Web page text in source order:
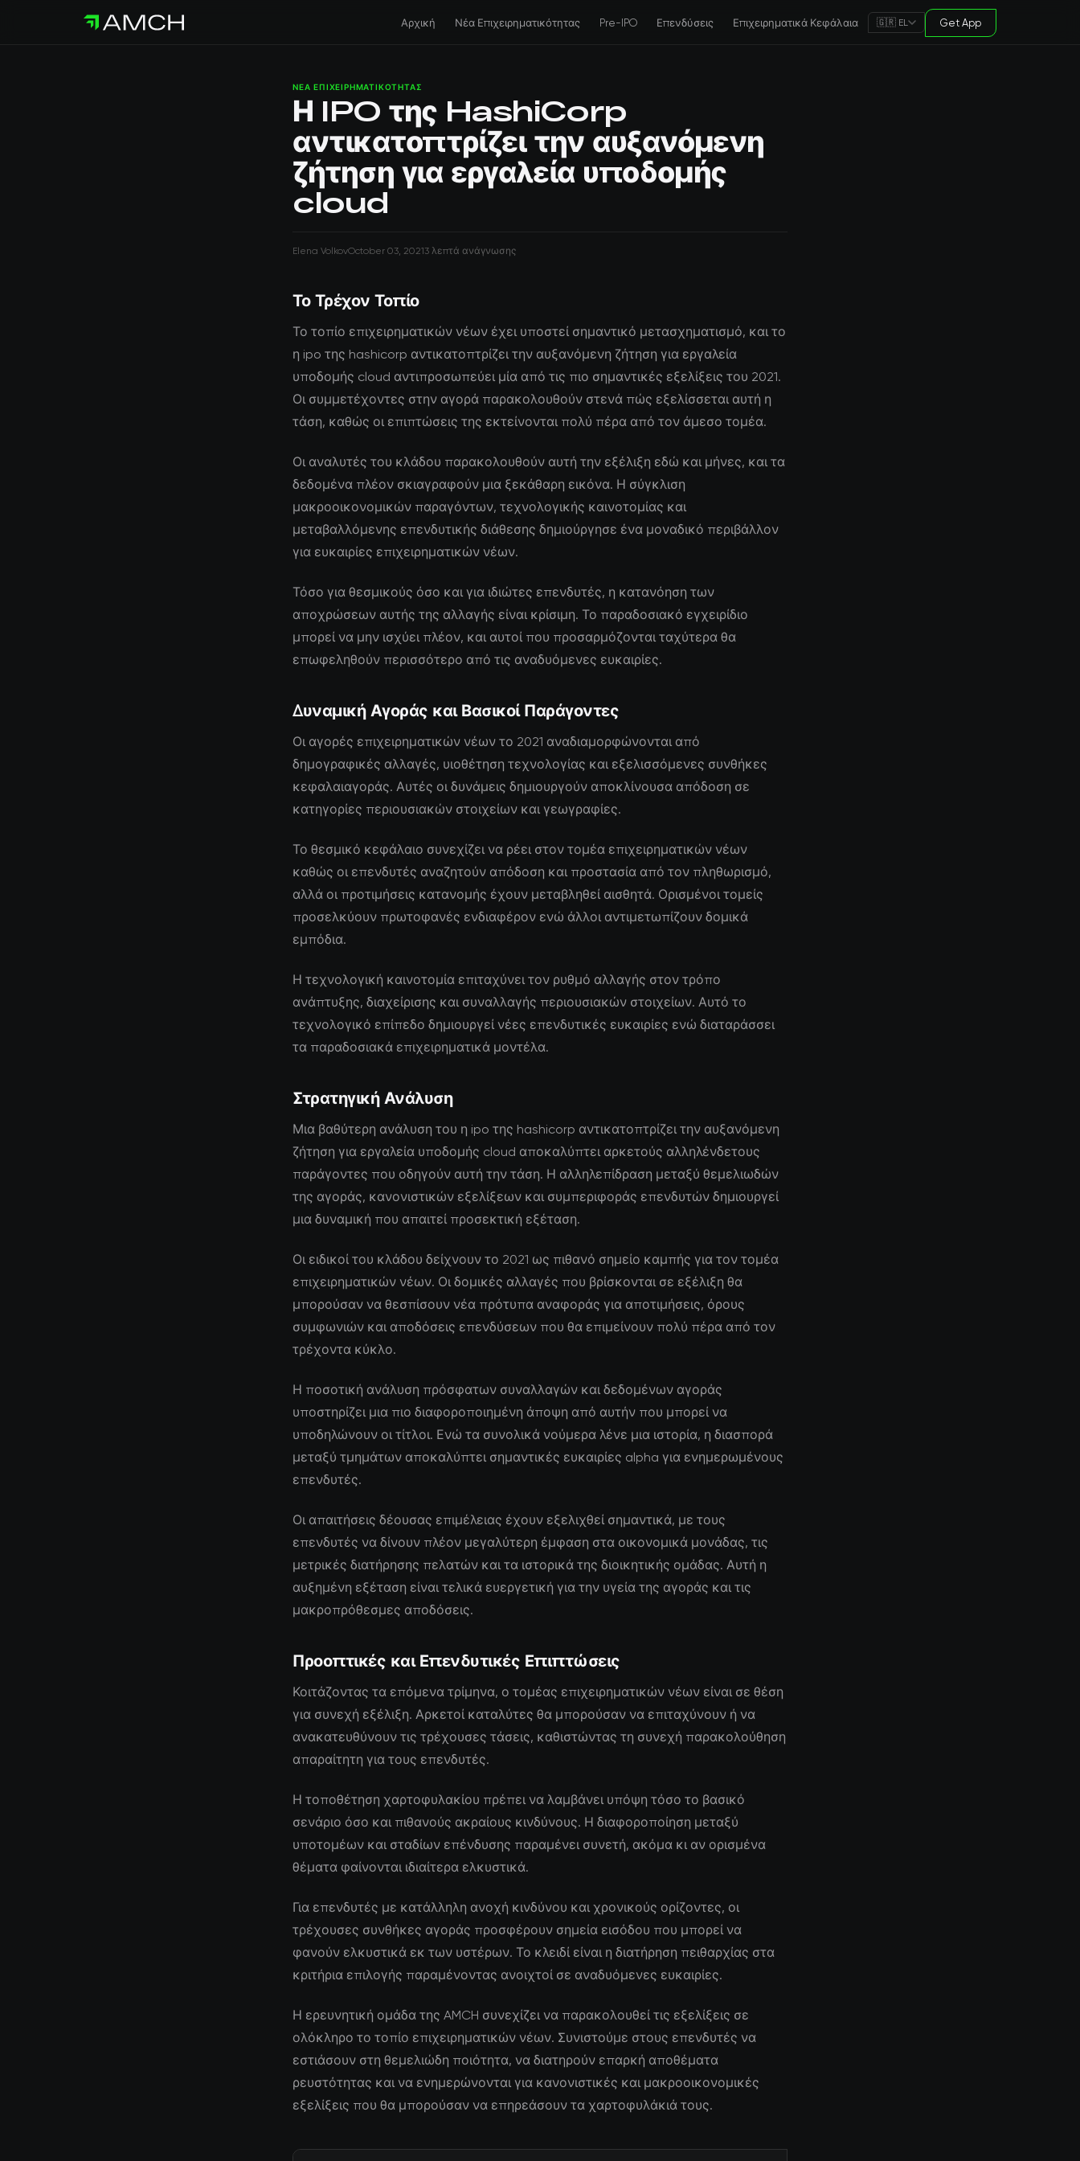
Αρχική Νέα Επιχειρηματικότητας Pre-IPO Επενδύσεις Επιχειρηματικά Κεφάλαια 🇬🇷 EL Get App
ΝΈΑ ΕΠΙΧΕΙΡΗΜΑΤΙΚΌΤΗΤΑΣ
Η IPO της HashiCorp
αντικατοπτρίζει την αυξανόμενη
ζήτηση για εργαλεία υποδομής
cloud
Elena VolkovOctober 03, 20213 λεπτά ανάγνωσης
Το Τρέχον Τοπίο
Το τοπίο επιχειρηματικών νέων έχει υποστεί σημαντικό μετασχηματισμό, και το
η ipo της hashicorp αντικατοπτρίζει την αυξανόμενη ζήτηση για εργαλεία
υποδομής cloud αντιπροσωπεύει μία από τις πιο σημαντικές εξελίξεις του 2021.
Οι συμμετέχοντες στην αγορά παρακολουθούν στενά πώς εξελίσσεται αυτή η
τάση, καθώς οι επιπτώσεις της εκτείνονται πολύ πέρα από τον άμεσο τομέα.
Οι αναλυτές του κλάδου παρακολουθούν αυτή την εξέλιξη εδώ και μήνες, και τα
δεδομένα πλέον σκιαγραφούν μια ξεκάθαρη εικόνα. Η σύγκλιση
μακροοικονομικών παραγόντων, τεχνολογικής καινοτομίας και
μεταβαλλόμενης επενδυτικής διάθεσης δημιούργησε ένα μοναδικό περιβάλλον
για ευκαιρίες επιχειρηματικών νέων.
Τόσο για θεσμικούς όσο και για ιδιώτες επενδυτές, η κατανόηση των
αποχρώσεων αυτής της αλλαγής είναι κρίσιμη. Το παραδοσιακό εγχειρίδιο
μπορεί να μην ισχύει πλέον, και αυτοί που προσαρμόζονται ταχύτερα θα
επωφεληθούν περισσότερο από τις αναδυόμενες ευκαιρίες.
Δυναμική Αγοράς και Βασικοί Παράγοντες
Οι αγορές επιχειρηματικών νέων το 2021 αναδιαμορφώνονται από
δημογραφικές αλλαγές, υιοθέτηση τεχνολογίας και εξελισσόμενες συνθήκες
κεφαλαιαγοράς. Αυτές οι δυνάμεις δημιουργούν αποκλίνουσα απόδοση σε
κατηγορίες περιουσιακών στοιχείων και γεωγραφίες.
Το θεσμικό κεφάλαιο συνεχίζει να ρέει στον τομέα επιχειρηματικών νέων
καθώς οι επενδυτές αναζητούν απόδοση και προστασία από τον πληθωρισμό,
αλλά οι προτιμήσεις κατανομής έχουν μεταβληθεί αισθητά. Ορισμένοι τομείς
προσελκύουν πρωτοφανές ενδιαφέρον ενώ άλλοι αντιμετωπίζουν δομικά
εμπόδια.
Η τεχνολογική καινοτομία επιταχύνει τον ρυθμό αλλαγής στον τρόπο
ανάπτυξης, διαχείρισης και συναλλαγής περιουσιακών στοιχείων. Αυτό το
τεχνολογικό επίπεδο δημιουργεί νέες επενδυτικές ευκαιρίες ενώ διαταράσσει
τα παραδοσιακά επιχειρηματικά μοντέλα.
Στρατηγική Ανάλυση
Μια βαθύτερη ανάλυση του η ipo της hashicorp αντικατοπτρίζει την αυξανόμενη
ζήτηση για εργαλεία υποδομής cloud αποκαλύπτει αρκετούς αλληλένδετους
παράγοντες που οδηγούν αυτή την τάση. Η αλληλεπίδραση μεταξύ θεμελιωδών
της αγοράς, κανονιστικών εξελίξεων και συμπεριφοράς επενδυτών δημιουργεί
μια δυναμική που απαιτεί προσεκτική εξέταση.
Οι ειδικοί του κλάδου δείχνουν το 2021 ως πιθανό σημείο καμπής για τον τομέα
επιχειρηματικών νέων. Οι δομικές αλλαγές που βρίσκονται σε εξέλιξη θα
μπορούσαν να θεσπίσουν νέα πρότυπα αναφοράς για αποτιμήσεις, όρους
συμφωνιών και αποδόσεις επενδύσεων που θα επιμείνουν πολύ πέρα από τον
τρέχοντα κύκλο.
Η ποσοτική ανάλυση πρόσφατων συναλλαγών και δεδομένων αγοράς
υποστηρίζει μια πιο διαφοροποιημένη άποψη από αυτήν που μπορεί να
υποδηλώνουν οι τίτλοι. Ενώ τα συνολικά νούμερα λένε μια ιστορία, η διασπορά
μεταξύ τμημάτων αποκαλύπτει σημαντικές ευκαιρίες alpha για ενημερωμένους
επενδυτές.
Οι απαιτήσεις δέουσας επιμέλειας έχουν εξελιχθεί σημαντικά, με τους
επενδυτές να δίνουν πλέον μεγαλύτερη έμφαση στα οικονομικά μονάδας, τις
μετρικές διατήρησης πελατών και τα ιστορικά της διοικητικής ομάδας. Αυτή η
αυξημένη εξέταση είναι τελικά ευεργετική για την υγεία της αγοράς και τις
μακροπρόθεσμες αποδόσεις.
Προοπτικές και Επενδυτικές Επιπτώσεις
Κοιτάζοντας τα επόμενα τρίμηνα, ο τομέας επιχειρηματικών νέων είναι σε θέση
για συνεχή εξέλιξη. Αρκετοί καταλύτες θα μπορούσαν να επιταχύνουν ή να
ανακατευθύνουν τις τρέχουσες τάσεις, καθιστώντας τη συνεχή παρακολούθηση
απαραίτητη για τους επενδυτές.
Η τοποθέτηση χαρτοφυλακίου πρέπει να λαμβάνει υπόψη τόσο το βασικό
σενάριο όσο και πιθανούς ακραίους κινδύνους. Η διαφοροποίηση μεταξύ
υποτομέων και σταδίων επένδυσης παραμένει συνετή, ακόμα κι αν ορισμένα
θέματα φαίνονται ιδιαίτερα ελκυστικά.
Για επενδυτές με κατάλληλη ανοχή κινδύνου και χρονικούς ορίζοντες, οι
τρέχουσες συνθήκες αγοράς προσφέρουν σημεία εισόδου που μπορεί να
φανούν ελκυστικά εκ των υστέρων. Το κλειδί είναι η διατήρηση πειθαρχίας στα
κριτήρια επιλογής παραμένοντας ανοιχτοί σε αναδυόμενες ευκαιρίες.
Η ερευνητική ομάδα της AMCH συνεχίζει να παρακολουθεί τις εξελίξεις σε
ολόκληρο το τοπίο επιχειρηματικών νέων. Συνιστούμε στους επενδυτές να
εστιάσουν στη θεμελιώδη ποιότητα, να διατηρούν επαρκή αποθέματα
ρευστότητας και να ενημερώνονται για κανονιστικές και μακροοικονομικές
εξελίξεις που θα μπορούσαν να επηρεάσουν τα χαρτοφυλάκιά τους.